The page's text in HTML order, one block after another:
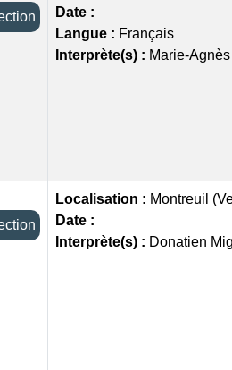
Date :
Langue : Français
Interprète(s) : Marie-
Localisation : Montreuil
Date :
Interprète(s) : Donatien